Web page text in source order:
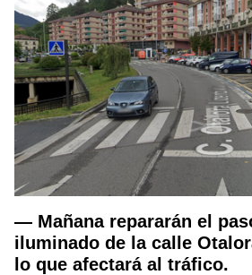
— Mañana repararán el
iluminado de la calle
lo que afectará al tráfico.